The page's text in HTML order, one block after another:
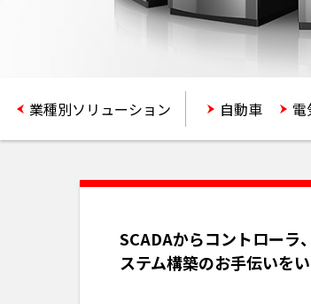
業種別ソリューション 自動車
SCADAからコントローラ
ステム構築のお手伝いをい